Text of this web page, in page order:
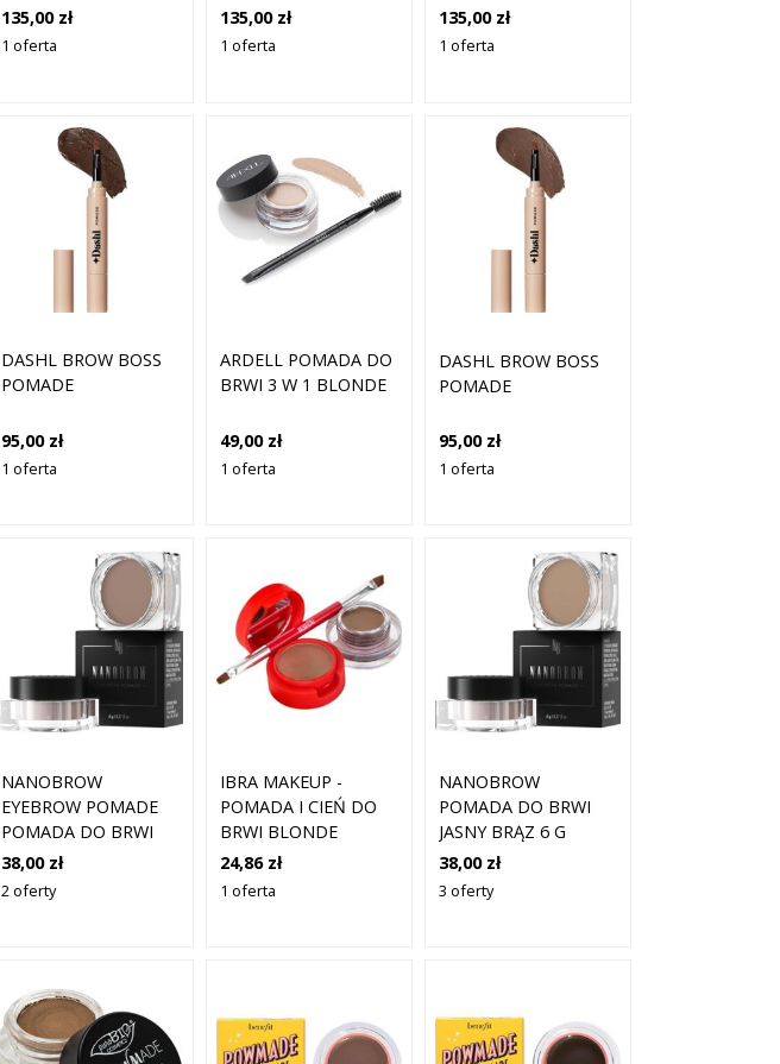
135,00 zł
1 oferta
135,00 zł
1 oferta
135,00 zł
1 oferta
DASHL BROW BOSS
POMADE
95,00 zł
1 oferta
ARDELL POMADA DO
BRWI 3 W 1 BLONDE
49,00 zł
1 oferta
DASHL BROW BOSS
POMADE
95,00 zł
1 oferta
NANOBROW
EYEBROW POMADE
POMADA DO BRWI
MEDIUM BROWN 6 G
38,00 zł
2 oferty
IBRA MAKEUP -
POMADA I CIEŃ DO
BRWI BLONDE
24,86 zł
1 oferta
NANOBROW
POMADA DO BRWI
JASNY BRĄZ 6 G
38,00 zł
3 oferty